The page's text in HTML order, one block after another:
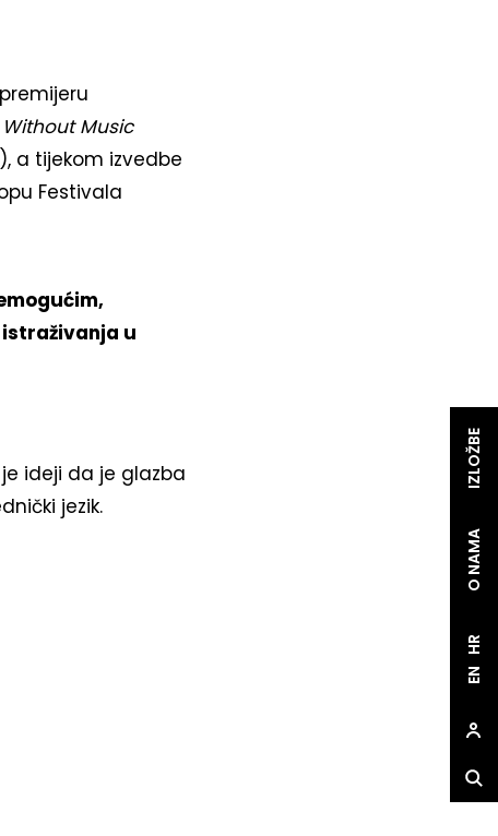
Music
a tijekom izvedbe
Festivala
u
ideji da je glazba
jezik.
IZLOŽBE
O NAMA
HR
EN